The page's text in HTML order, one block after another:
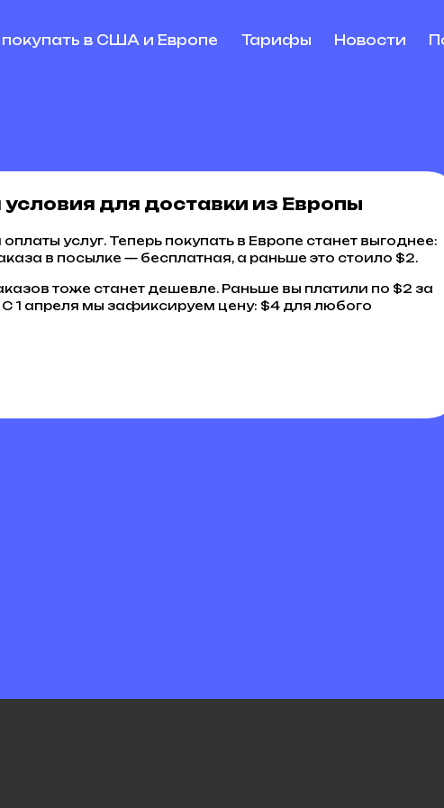
покупать в США и Европе Тарифы Новости
для доставки из Европы
услуг. Теперь покупать в Европе станет выгоднее:
в посылке — бесплатная, а раньше это стоило $2.
тоже станет дешевле. Раньше вы платили по $2 за
1 апреля мы зафиксируем цену: $4 для любого